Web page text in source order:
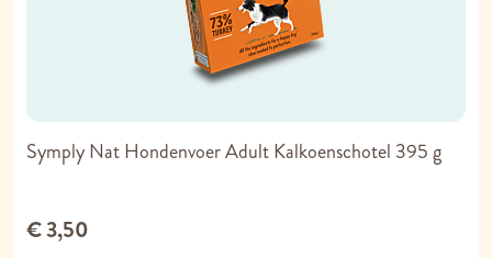
Symply Nat Hondenvoer Adult Kalkoenschotel 395 g
€ 3,50